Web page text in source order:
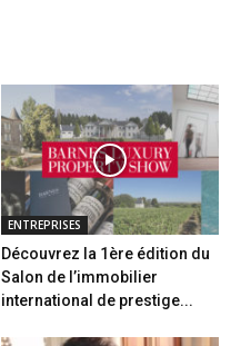
ENTREPRISES
Découvrez la 1ère édition du
Salon de l’immobilier
international de prestige...